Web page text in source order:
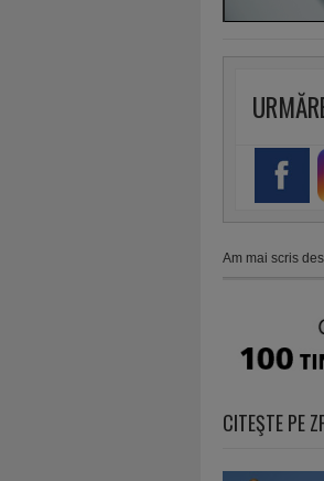
Am mai scris
CITEŞTE PE